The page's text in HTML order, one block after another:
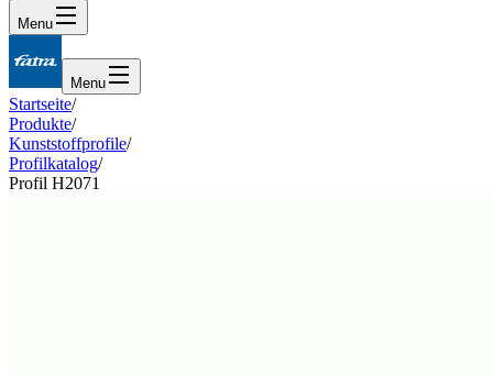
Menu
Menu
Startseite/
Produkte/
Kunststoffprofile/
Profilkatalog/
Profil H2071